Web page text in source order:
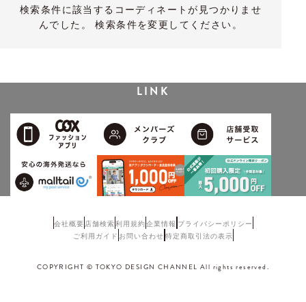
検索条件に該当するコーディネートが見つかりませ
んでした。 検索条件を変更してください。
LINK
会社概要 店舗検索利用規約企業情報 プライバシーポリシー
ご利用ガイド お問い合わせ 特定商取引法の表示
COPYRIGHT © TOKYO DESIGN CHANNEL All rights reserved.